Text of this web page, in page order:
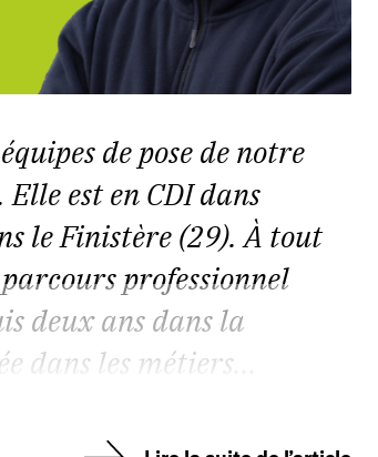
de pose de notre
est en CDI dans
le Finistère (29). À tout
professionnel
deux ans dans la
dans les métiers...